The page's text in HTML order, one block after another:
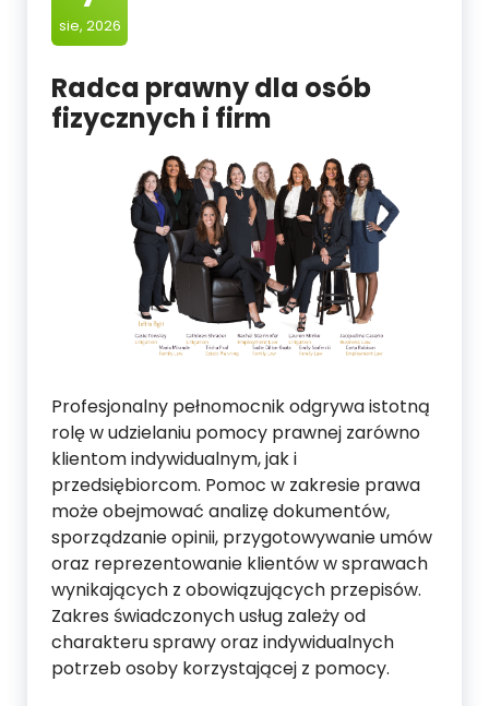
sie, 2026
Radca prawny dla osób
fizycznych i firm
Profesjonalny pełnomocnik odgrywa istotną
rolę w udzielaniu pomocy prawnej zarówno
klientom indywidualnym, jak i
przedsiębiorcom. Pomoc w zakresie prawa
może obejmować analizę dokumentów,
sporządzanie opinii, przygotowywanie umów
oraz reprezentowanie klientów w sprawach
wynikających z obowiązujących przepisów.
Zakres świadczonych usług zależy od
charakteru sprawy oraz indywidualnych
potrzeb osoby korzystającej z pomocy.